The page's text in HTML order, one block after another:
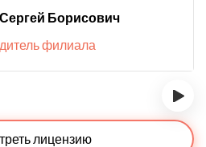
Борисович
филиала
›
лицензию